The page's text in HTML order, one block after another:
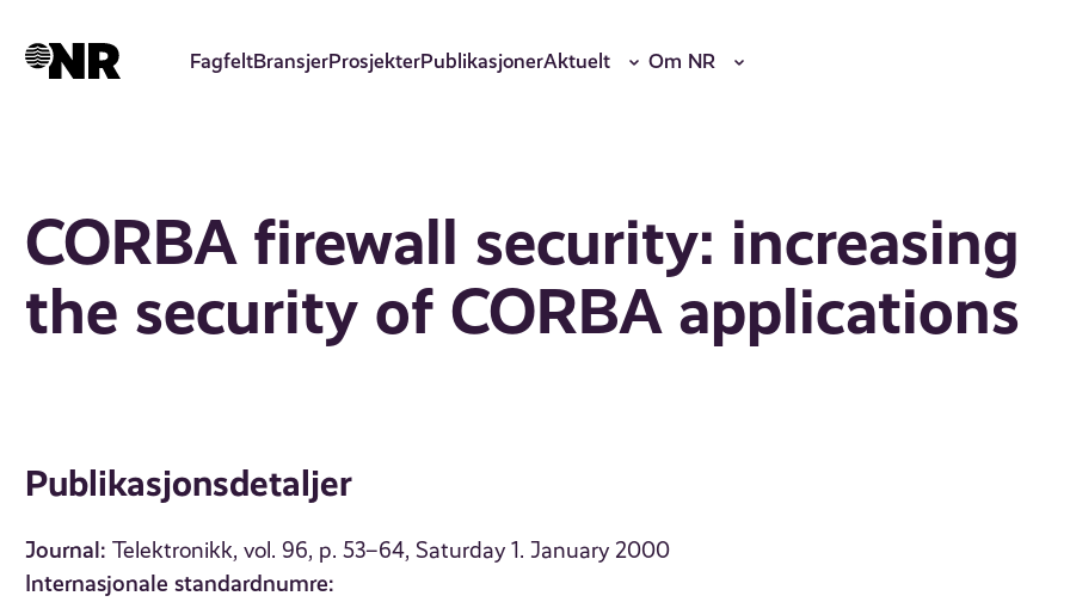
hovedinnhold
FagfeltBransjerProsjekterPublikasjonerAktuelt Om NR
CORBA firewall security: increasing
the security of CORBA applications
Publikasjonsdetaljer
Journal: Telektronikk, vol. 96, p. 53–64, Saturday 1. January 2000
Internasjonale standardnumre: